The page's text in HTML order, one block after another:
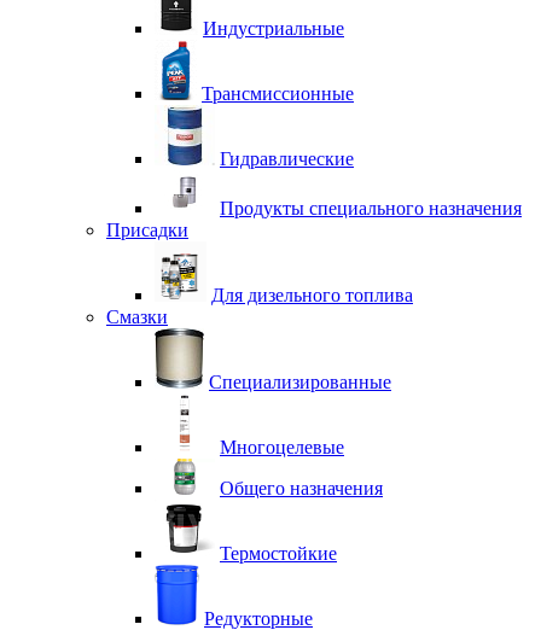
Индустриальные
Трансмиссионные
Гидравлические
Продукты специального назначения
Присадки
Для дизельного топлива
Смазки
Специализированные
Многоцелевые
Общего назначения
Термостойкие
Редукторные